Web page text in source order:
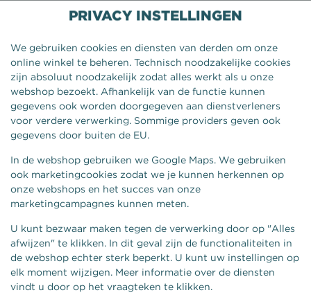
PRIVACY INSTELLINGEN
We gebruiken cookies en diensten van derden om onze
online winkel te beheren. Technisch noodzakelijke cookies
zijn absoluut noodzakelijk zodat alles werkt als u onze
webshop bezoekt. Afhankelijk van de functie kunnen
gegevens ook worden doorgegeven aan dienstverleners
voor verdere verwerking. Sommige providers geven ook
gegevens door buiten de EU.
In de webshop gebruiken we Google Maps. We gebruiken
ook marketingcookies zodat we je kunnen herkennen op
onze webshops en het succes van onze
marketingcampagnes kunnen meten.
U kunt bezwaar maken tegen de verwerking door op "Alles
afwijzen" te klikken. In dit geval zijn de functionaliteiten in
de webshop echter sterk beperkt. U kunt uw instellingen op
elk moment wijzigen. Meer informatie over de diensten
vindt u door op het vraagteken te klikken.
ZOETE AARDAPPEL PATAT